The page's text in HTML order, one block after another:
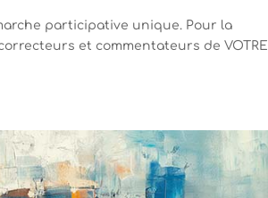
participative unique. Pour la
et commentateurs de VOTRE